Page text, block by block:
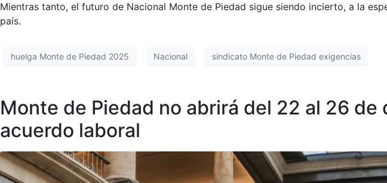
Mientras tanto, el futuro de Nacional Monte de Piedad sigue siendo incierto, a la
país.
huelga Monte de Piedad 2025 Nacional sindicato Monte de Piedad exigencias
Monte de Piedad no abrirá del 22 al 26
acuerdo laboral